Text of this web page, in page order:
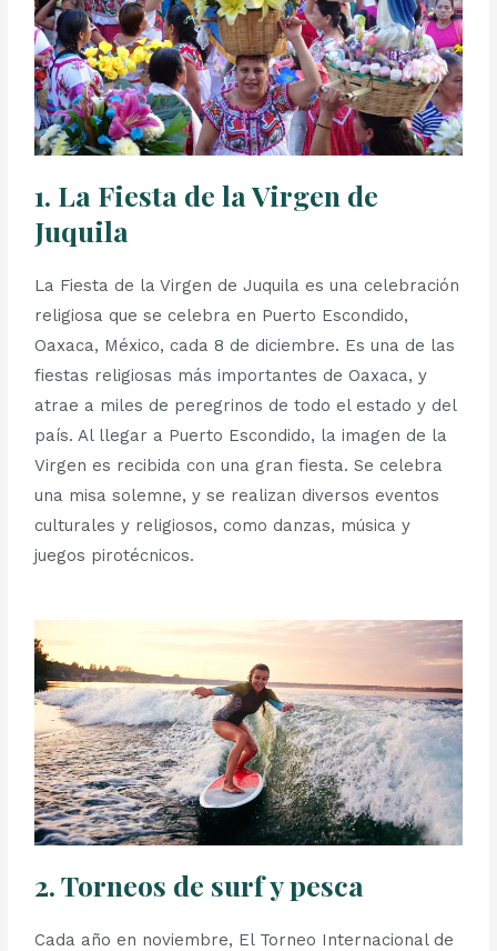
1. La Fiesta de la Virgen de
Juquila
La Fiesta de la Virgen de Juquila es una celebración
religiosa que se celebra en Puerto Escondido,
Oaxaca, México, cada 8 de diciembre. Es una de las
fiestas religiosas más importantes de Oaxaca, y
atrae a miles de peregrinos de todo el estado y del
país. Al llegar a Puerto Escondido, la imagen de la
Virgen es recibida con una gran fiesta. Se celebra
una misa solemne, y se realizan diversos eventos
culturales y religiosos, como danzas, música y
juegos pirotécnicos.
2. Torneos de surf y pesca
Cada año en noviembre, El Torneo Internacional de